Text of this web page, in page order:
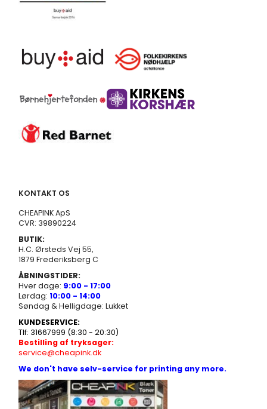
KONTAKT OS
CHEAPINK ApS
CVR: 39890224
BUTIK:
H.C. Ørsteds Vej 55,
1879 Frederiksberg C
ÅBNINGSTIDER:
Hver dage: 9:00 - 17:00
Lørdag: 10:00 - 14:00
Søndag & Helligdage: Lukket
KUNDESERVICE:
Tlf: 31667999 (8:30 - 20:30)
Bestilling af tryksager:
service@cheapink.dk
We don't have selv-service for printing any more.